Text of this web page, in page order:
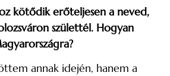
kötődik erőteljesen a neved,
születtél. Hogyan
annak idején, hanem a